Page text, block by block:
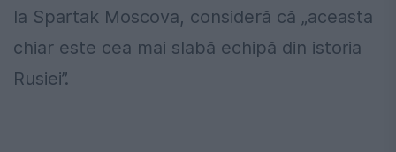
la Spartak Moscova, consideră că „aceasta
chiar este cea mai slabă echipă din istoria
Rusiei”.